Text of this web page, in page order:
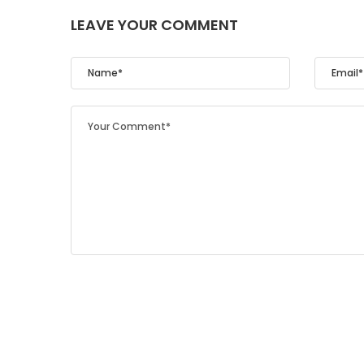
LEAVE YOUR COMMENT